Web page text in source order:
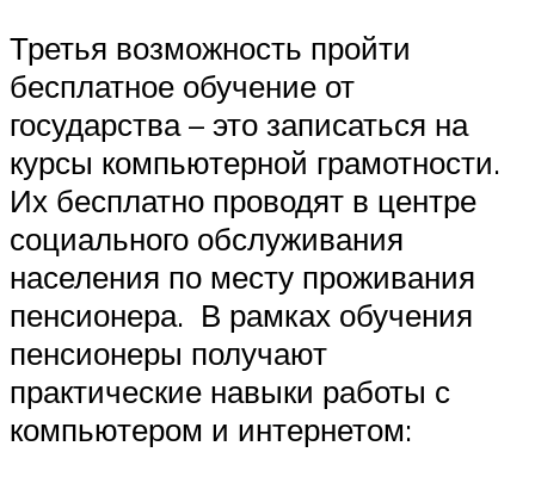
Третья возможность пройти
бесплатное обучение от
государства – это записаться на
курсы компьютерной грамотности.
Их бесплатно проводят в центре
социального обслуживания
населения по месту проживания
пенсионера. В рамках обучения
пенсионеры получают
практические навыки работы с
компьютером и интернетом: